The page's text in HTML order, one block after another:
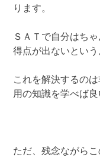
ります。
ＳＡＴで自分はち
得点が出ないという
これを解決するの
用の知識を学べば良
ただ、残念ながら